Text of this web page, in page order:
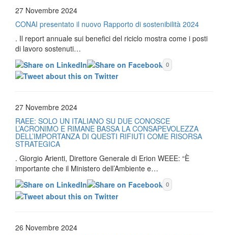
27 Novembre 2024
CONAI presentato il nuovo Rapporto di sostenibilità 2024
. Il report annuale sui benefici del riciclo mostra come i posti
di lavoro sostenuti…
0
27 Novembre 2024
RAEE: SOLO UN ITALIANO SU DUE CONOSCE
L’ACRONIMO E RIMANE BASSA LA CONSAPEVOLEZZA
DELL’IMPORTANZA DI QUESTI RIFIUTI COME RISORSA
STRATEGICA
. Giorgio Arienti, Direttore Generale di Erion WEEE: “È
importante che il Ministero dell’Ambiente e…
0
26 Novembre 2024